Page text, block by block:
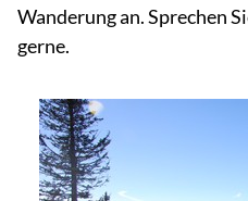
Wanderung an. Sprechen
gerne.